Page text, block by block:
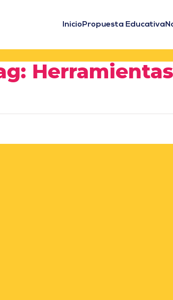
Inicio Propuesta Educativa
Herramientas